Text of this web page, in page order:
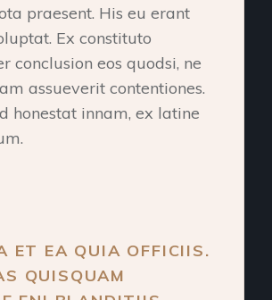
praesent. His eu erant
Ex constituto
conclusion eos quodsi, ne
assueverit contentiones.
honestat innam, ex latine
ET EA QUIA OFFICIIS.
QUISQUAM